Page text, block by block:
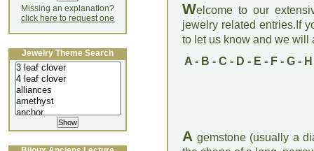
Welcome to our
jewelry related entries.If
to let us know and we will
A- B - C - D - E - F- G- H
A gemstone (usually a
Missing an explanation?
click here to request one
Jewelry Theme Search